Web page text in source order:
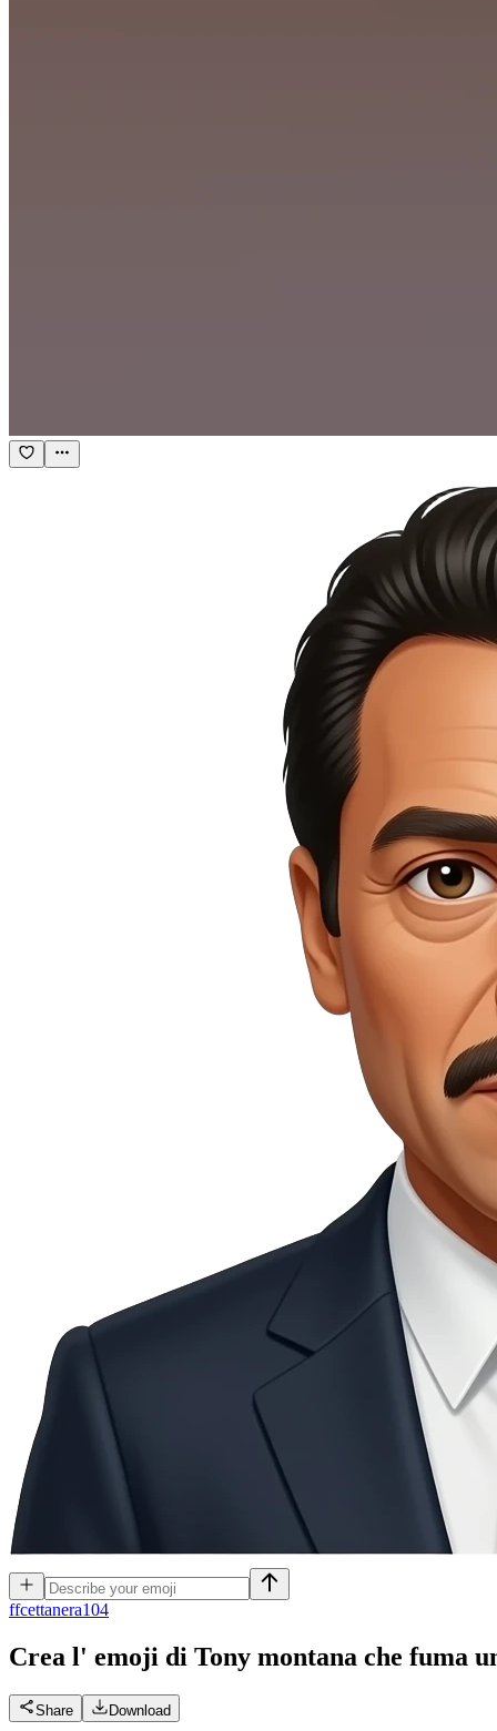
ffcettanera104
Crea l' emoji di Tony montana che fuma
Share Download